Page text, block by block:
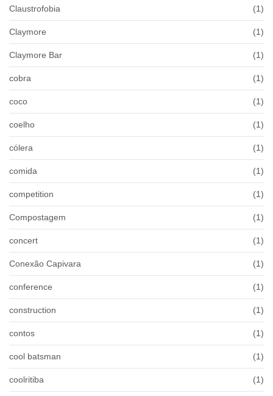
Claustrofobia (1)
Claymore (1)
Claymore Bar (1)
cobra (1)
coco (1)
coelho (1)
cólera (1)
comida (1)
competition (1)
Compostagem (1)
concert (1)
Conexão Capivara (1)
conference (1)
construction (1)
contos (1)
cool batsman (1)
coolritiba (1)